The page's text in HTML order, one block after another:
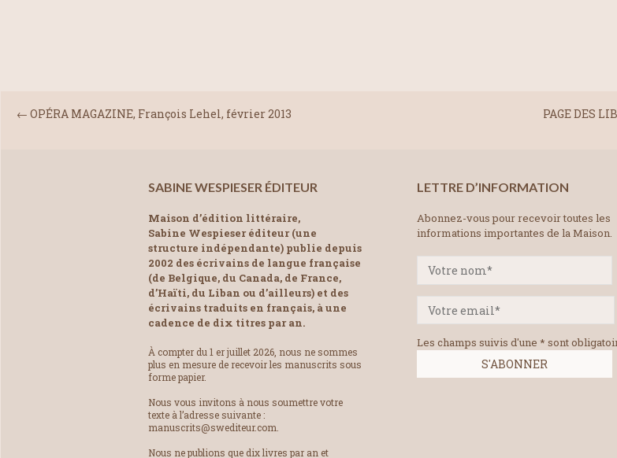
PAGE DES
← OPÉRA MAGAZINE, François Lehel, février 2013
SABINE WESPIESER ÉDITEUR
Maison d’édition littéraire,
Sabine Wespieser éditeur (une
structure indépendante) publie depuis
2002 des écrivains de langue française
(de Belgique, du Canada, de France,
d’Haïti, du Liban ou d’ailleurs) et des
écrivains traduits en français, à une
cadence de dix titres par an.
À compter du 1 er juillet 2026, nous ne sommes
plus en mesure de recevoir les manuscrits sous
forme papier.
Nous vous invitons à nous soumettre votre
texte à l’adresse suivante :
manuscrits@swediteur.com.
Nous ne publions que dix livres par an et
LETTRE D’INFORMATION
Abonnez-vous pour recevoir toutes les
informations importantes de la Maison.
Les champs suivis d'une * sont